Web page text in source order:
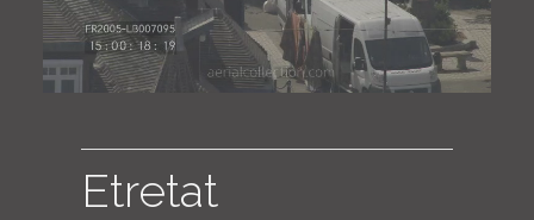
COLLECTIONS
Etretat